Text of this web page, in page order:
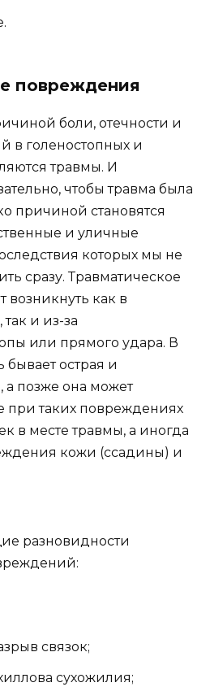
повреждения
боли, отечности и
в голеностопных и
травмы. И
чтобы травма была
причиной становятся
и уличные
которых мы не
сразу. Травматическое
как в
так и из-за
или прямого удара. В
острая и
а позже она может
при таких повреждениях
в месте травмы, а иногда
кожи (ссадины) и
разновидности
связок;
сухожилия;